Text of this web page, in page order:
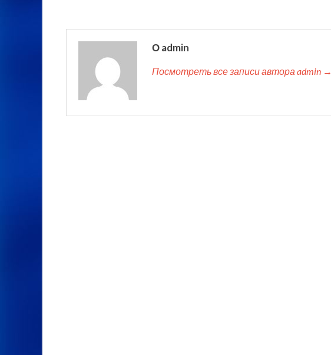
О admin
Посмотреть все записи автора admin →